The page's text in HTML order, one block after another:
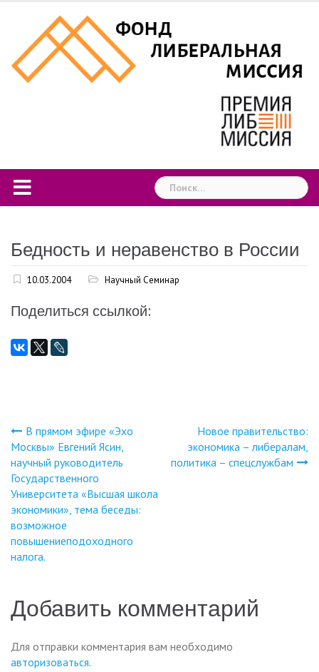
content
Найти:
Бедность и неравенство в России
10.03.2004 Научный Семинар
Поделиться ссылкой:
Навигация
по
записям
В прямом эфире «Эхо
Москвы» Евгений Ясин,
научный руководитель
Государственного
Университета «Высшая школа
экономики», тема беседы:
возможное
повышениеподоходного
налога.
Новое правительство:
экономика – либералам,
политика – спецслужбам
Добавить комментарий
Для отправки комментария вам необходимо
авторизоваться.